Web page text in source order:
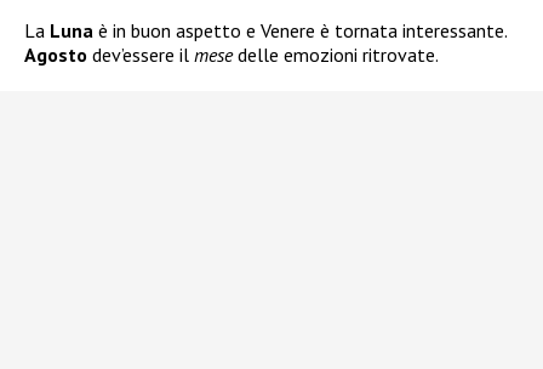
La Luna è in buon aspetto e Venere è tornata interessante.
Agosto dev’essere il mesedelle emozioni ritrovate.